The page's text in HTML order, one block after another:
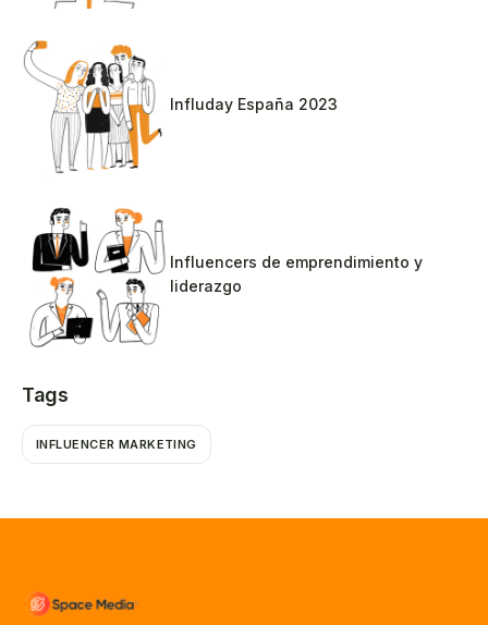
Influday España 2023
Influencers de emprendimiento y
liderazgo
Tags
INFLUENCER MARKETING